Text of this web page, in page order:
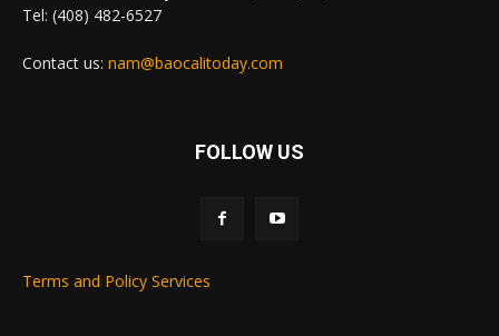
Tel: (408) 482-6527
Contact us: nam@baocalitoday.com
FOLLOW US
Terms and Policy Services